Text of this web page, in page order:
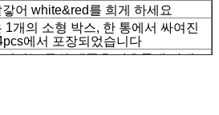
갛어 white&red를 희게 하세요
1개의 소형 박스, 한 통에서 싸여진
에서 포장되었습니다
되는 동안 샘플을 자유롭게 하세요